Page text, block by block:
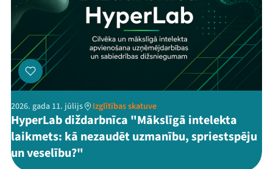
2026. gada 11. jūlijs Izglītības skatuve
HyperLab diždarbnīca "Mākslīgā intelekta
laikmets: kā nezaudēt uzmanību, spriestspēju
un veselību?"